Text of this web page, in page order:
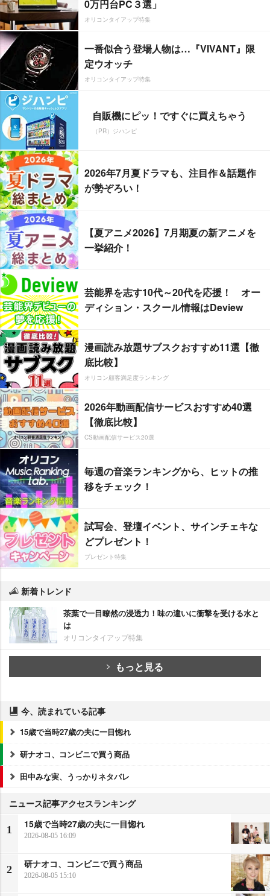
0万円台PC３選」
オリコンタイアップ特集
一番似合う登場人物は…『VIVANT』限
定ウオッチ
オリコンタイアップ特集
自販機にピッ！ですぐに買えちゃう
（PR）ジハンピ
2026年7月夏ドラマも、注目作＆話題作
が勢ぞろい！
【夏アニメ2026】7月期夏の新アニメを
一挙紹介！
芸能界を志す10代～20代を応援！ オー
ディション・スクール情報はDeview
漫画読み放題サブスクおすすめ11選【徹
底比較】
オリコン顧客満足度ランキング
2026年動画配信サービスおすすめ40選
【徹底比較】
CS動画配信サービス20選
毎週の音楽ランキングから、ヒットの推
移をチェック！
試写会、登壇イベント、サインチェキな
どプレゼント！
プレゼント特集
新着トレンド
茶葉で一目瞭然の浸透力！味の違いに衝撃を受ける水と
は
オリコンタイアップ特集
もっと見る
今、読まれている記事
15歳で当時27歳の夫に一目惚れ
研ナオコ、コンビニで買う商品
田中みな実、うっかりネタバレ
ニュース記事アクセスランキング
1
15歳で当時27歳の夫に一目惚れ
2026-08-05 16:09
2
研ナオコ、コンビニで買う商品
2026-08-05 15:10